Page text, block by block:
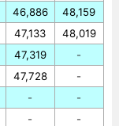
46,886
47,133
47,319
47,728
-
-
48,159
48,019
-
-
-
-